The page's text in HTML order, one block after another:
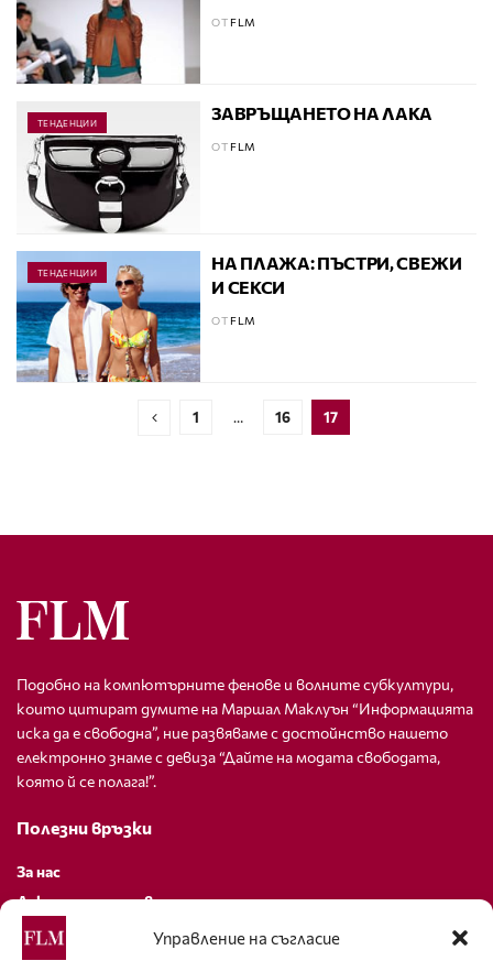
Управление на съгласие
ОТ FLM
ТЕНДЕНЦИИ ЗАВРЪЩАНЕТО НА ЛАКА
ОТ FLM
ТЕНДЕНЦИИ
НА ПЛАЖА: ПЪСТРИ, СВЕЖИ
И СЕКСИ
ОТ FLM
1 … 16 17
Подобно на компютърните фенове и волните субкултури,
които цитират думите на Маршал Маклуън “Информацията
иска да е свободна”, ние развяваме с достойнство нашето
електронно знаме с девиза “Дайте на модата свободата,
която й се полага!”.
Полезни връзки
За нас
Декларация за поверителност
Политика за бисквитки